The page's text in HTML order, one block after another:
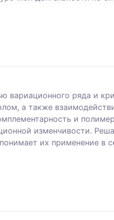
вариационного ряда и
а также
и
изменчивости.
их применение в